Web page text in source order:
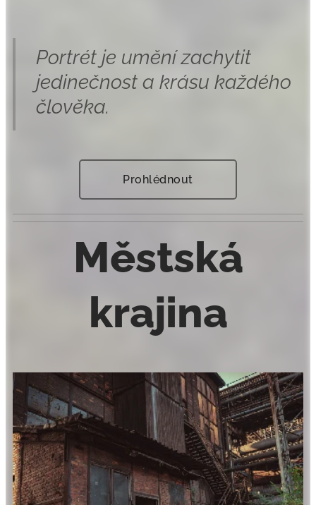
Portrét je umění zachytit
jedinečnost a krásu každého
člověka.
Prohlédnout
Městská
krajina